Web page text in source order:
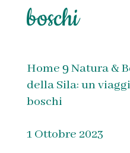
boschi
Home 9 Natura &
della Sila: un
boschi
1 Ottobre 2023